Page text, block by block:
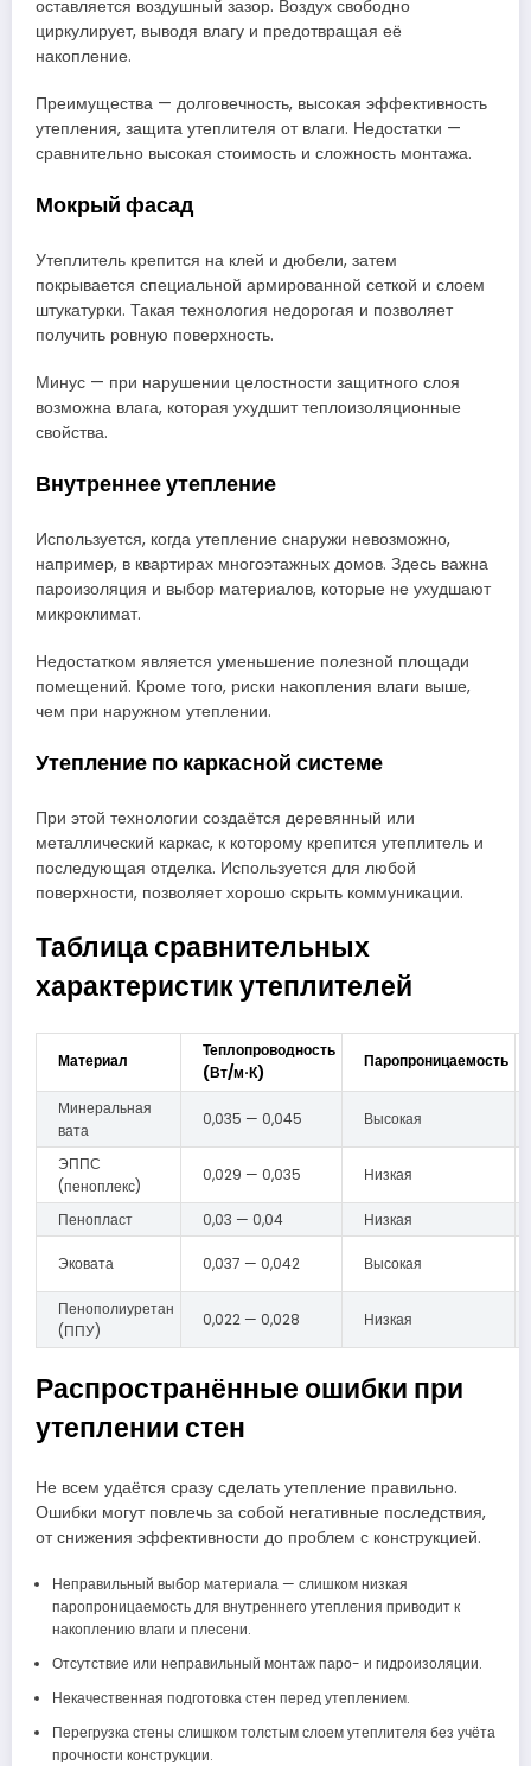
оставляется воздушный зазор. Воздух свободно
циркулирует, выводя влагу и предотвращая её
накопление.
Преимущества — долговечность, высокая эффективность
утепления, защита утеплителя от влаги. Недостатки —
сравнительно высокая стоимость и сложность монтажа.
Мокрый фасад
Утеплитель крепится на клей и дюбели, затем
покрывается специальной армированной сеткой и слоем
штукатурки. Такая технология недорогая и позволяет
получить ровную поверхность.
Минус — при нарушении целостности защитного слоя
возможна влага, которая ухудшит теплоизоляционные
свойства.
Внутреннее утепление
Используется, когда утепление снаружи невозможно,
например, в квартирах многоэтажных домов. Здесь важна
пароизоляция и выбор материалов, которые не ухудшают
микроклимат.
Недостатком является уменьшение полезной площади
помещений. Кроме того, риски накопления влаги выше,
чем при наружном утеплении.
Утепление по каркасной системе
При этой технологии создаётся деревянный или
металлический каркас, к которому крепится утеплитель и
последующая отделка. Используется для любой
поверхности, позволяет хорошо скрыть коммуникации.
Таблица сравнительных
характеристик утеплителей
Материал
Теплопроводность
(Вт/м·К)
Паропроницаемость
Минеральная
вата
0,035 — 0,045 Высокая
ЭППС
(пеноплекс)
0,029 — 0,035 Низкая
Пенопласт 0,03 — 0,04 Низкая
Эковата 0,037 — 0,042 Высокая
Пенополиуретан
(ППУ)
0,022 — 0,028 Низкая
Распространённые ошибки при
утеплении стен
Не всем удаётся сразу сделать утепление правильно.
Ошибки могут повлечь за собой негативные последствия,
от снижения эффективности до проблем с конструкцией.
Неправильный выбор материала — слишком низкая
паропроницаемость для внутреннего утепления приводит к
накоплению влаги и плесени.
Отсутствие или неправильный монтаж паро- и гидроизоляции.
Некачественная подготовка стен перед утеплением.
Перегрузка стены слишком толстым слоем утеплителя без учёта
прочности конструкции.